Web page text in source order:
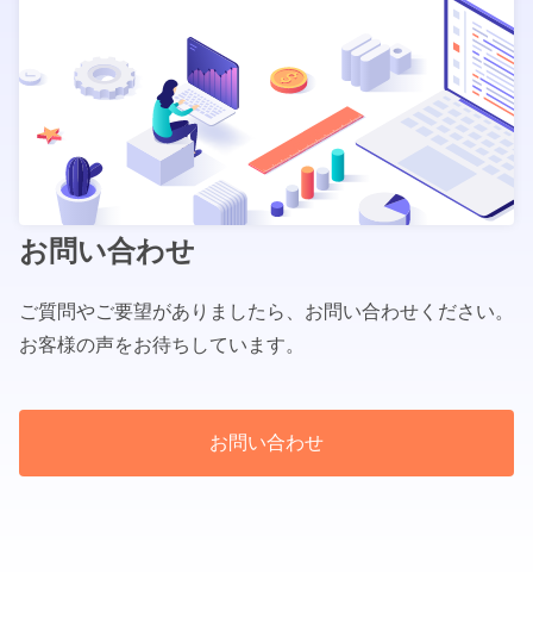
お問い合わせ
ご質問やご要望がありましたら、お問い合わせください。
お客様の声をお待ちしています。
お問い合わせ